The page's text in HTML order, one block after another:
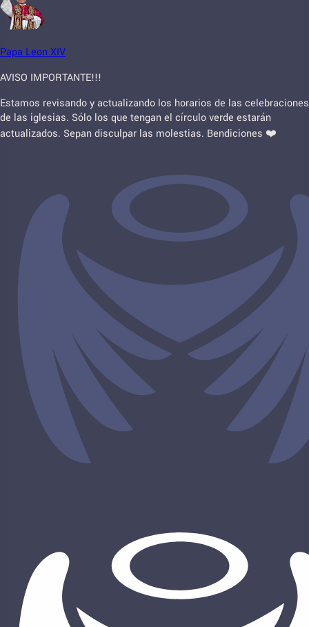
Papa Leon XIV
AVISO IMPORTANTE!!!
Estamos revisando y actualizando los horarios de las celebraciones
de las iglesias. Sólo los que tengan el círculo verde estarán
actualizados. Sepan disculpar las molestias. Bendiciones ❤️